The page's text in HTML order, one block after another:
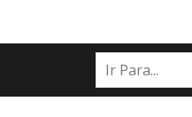
INÍCIO
NOTÍCIAS